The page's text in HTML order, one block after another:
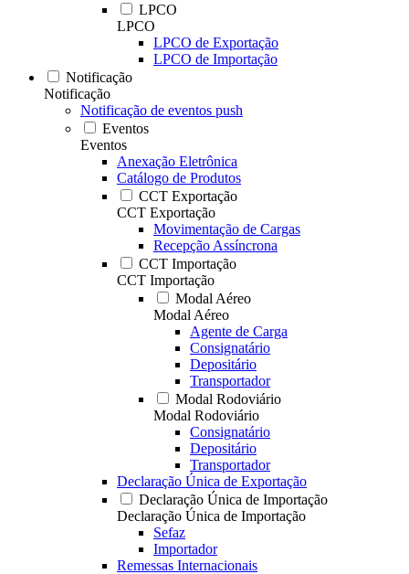
LPCO
LPCO
LPCO de Exportação
LPCO de Importação
Notificação
Notificação
Notificação de eventos push
Eventos
Eventos
Anexação Eletrônica
Catálogo de Produtos
CCT Exportação
CCT Exportação
Movimentação de Cargas
Recepção Assíncrona
CCT Importação
CCT Importação
Modal Aéreo
Modal Aéreo
Agente de Carga
Consignatário
Depositário
Transportador
Modal Rodoviário
Modal Rodoviário
Consignatário
Depositário
Transportador
Declaração Única de Exportação
Declaração Única de Importação
Declaração Única de Importação
Sefaz
Importador
Remessas Internacionais